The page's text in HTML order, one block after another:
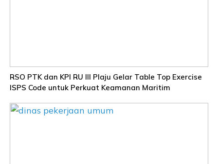
RSO PTK dan KPI RU III Plaju Gelar Table Top Exercise
ISPS Code untuk Perkuat Keamanan Maritim